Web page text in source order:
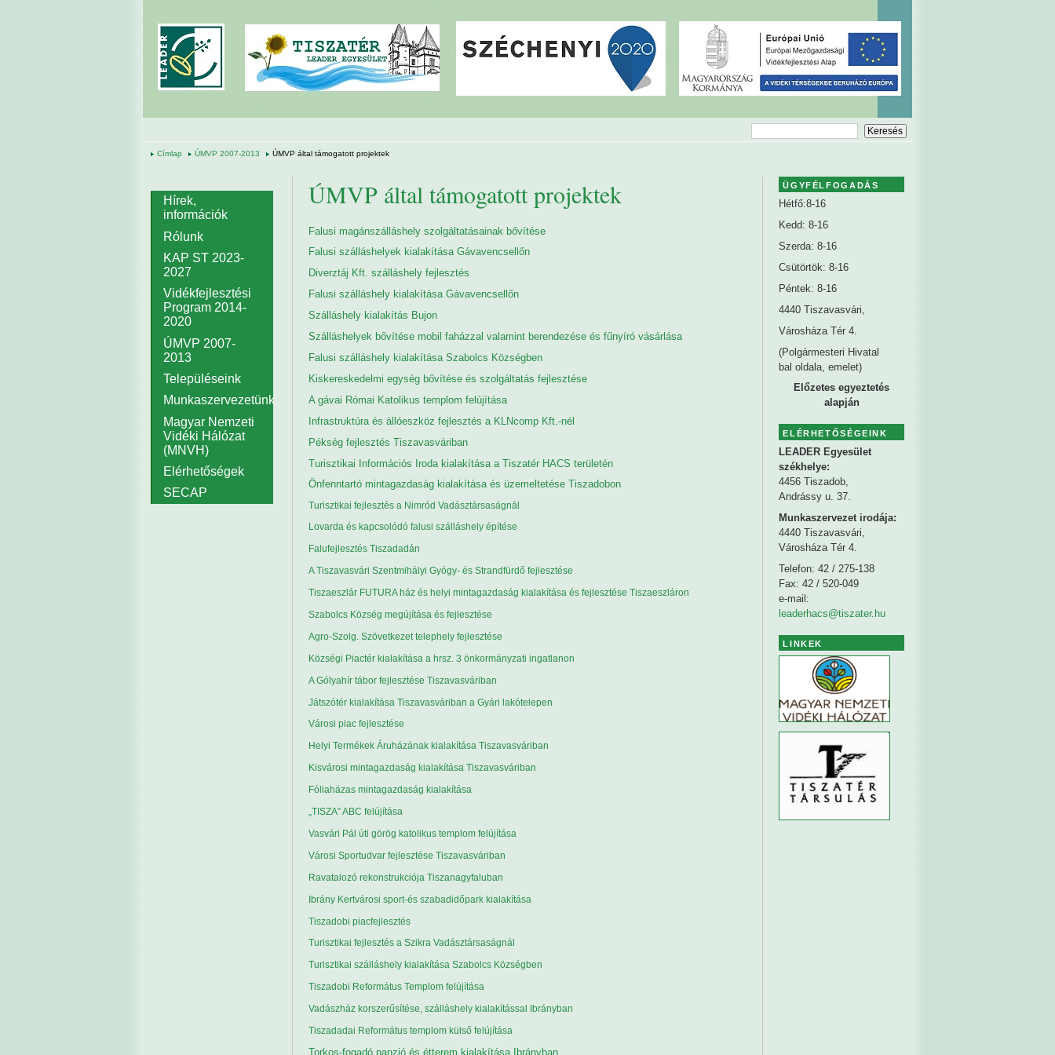
Címlap ÚMVP 2007-2013 ÚMVP által támogatott projektek
ÚMVP által támogatott projektek
Falusi magánszálláshely szolgáltatásainak bővítése
Falusi szálláshelyek kialakítása Gávavencsellőn
Diverztáj Kft. szálláshely fejlesztés
Falusi szálláshely kialakítása Gávavencsellőn
Szálláshely kialakítás Bujon
Szálláshelyek bővítése mobil faházzal valamint berendezése és fűnyíró vásárlása
Falusi szálláshely kialakítása Szabolcs Községben
Kiskereskedelmi egység bővítése és szolgáltatás fejlesztése
A gávai Római Katolikus templom felújítása
Infrastruktúra és állóeszköz fejlesztés a KLNcomp Kft.-nél
Pékség fejlesztés Tiszavasváriban
Turisztikai Információs Iroda kialakítása a Tiszatér HACS területén
Önfenntartó mintagazdaság kialakítása és üzemeltetése Tiszadobon
Turisztikai fejlesztés a Nimród Vadásztársaságnál
Lovarda és kapcsolódó falusi szálláshely építése
Falufejlesztés Tiszadadán
A Tiszavasvári Szentmihályi Gyógy- és Strandfürdő fejlesztése
Tiszaeszlár FUTURA ház és helyi mintagazdaság kialakítása és fejlesztése Tiszaeszláron
Szabolcs Község megújítása és fejlesztése
Agro-Szolg. Szövetkezet telephely fejlesztése
Községi Piactér kialakítása a hrsz. 3 önkormányzati ingatlanon
A Gólyahír tábor fejlesztése Tiszavasváriban
Játszótér kialakítása Tiszavasváriban a Gyári lakótelepen
Városi piac fejlesztése
Helyi Termékek Áruházának kialakítása Tiszavasváriban
Kisvárosi mintagazdaság kialakítása Tiszavasváriban
Fóliaházas mintagazdaság kialakítása
„TISZA” ABC felújítása
Vasvári Pál úti görög katolikus templom felújítása
Városi Sportudvar fejlesztése Tiszavasváriban
Ravatalozó rekonstrukciója Tiszanagyfaluban
Ibrány Kertvárosi sport-és szabadidőpark kialakítása
Tiszadobi piacfejlesztés
Turisztikai fejlesztés a Szikra Vadásztársaságnál
Turisztikai szálláshely kialakítása Szabolcs Községben
Tiszadobi Református Templom felújítása
Vadászház korszerűsítése, szálláshely kialakítással Ibrányban
Tiszadadai Református templom külső felújítása
Torkos-fogadó panzió és étterem kialakítása Ibrányban
Hírek,
információk
Rólunk
KAP ST 2023-
2027
Vidékfejlesztési
Program 2014-
2020
ÚMVP 2007-
2013
Településeink
Munkaszervezetünk
Magyar Nemzeti
Vidéki Hálózat
(MNVH)
Elérhetőségek
SECAP
ÜGYFÉLFOGADÁS
Hétfő:8-16
Kedd: 8-16
Szerda: 8-16
Csütörtök: 8-16
Péntek: 8-16
4440 Tiszavasvári,
Városháza Tér 4.
(Polgármesteri Hivatal
bal oldala, emelet)
Előzetes egyeztetés
alapján
ELÉRHETŐSÉGEINK
LEADER Egyesület
székhelye:
4456 Tiszadob,
Andrássy u. 37.
Munkaszervezet irodája:
4440 Tiszavasvári,
Városháza Tér 4.
Telefon: 42 / 275-138
Fax: 42 / 520-049
e-mail:
leaderhacs@tiszater.hu
LINKEK